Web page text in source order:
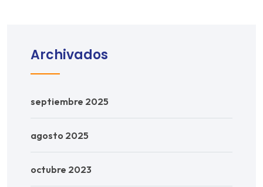
Archivados
septiembre 2025
agosto 2025
octubre 2023